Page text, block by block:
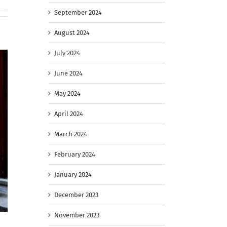
September 2024
August 2024
July 2024
June 2024
May 2024
April 2024
March 2024
February 2024
January 2024
December 2023
November 2023